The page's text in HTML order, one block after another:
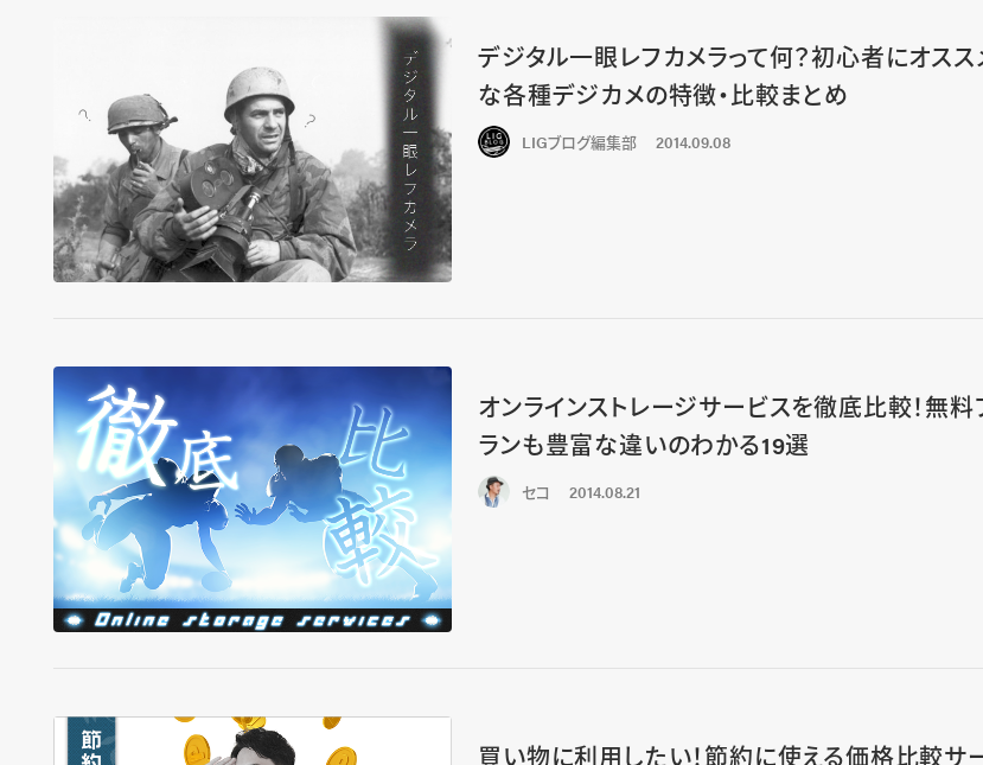
デジタル一眼レフカメラって何？初心者にオスス
な各種デジカメの特徴・比較まとめ
LIGブログ編集部 2014.09.08
オンラインストレージサービスを徹底比較！無料
ランも豊富な違いのわかる19選
セコ 2014.08.21
買い物に利用したい！節約に使える価格比較サ